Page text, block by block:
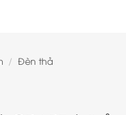
/ Đèn thả